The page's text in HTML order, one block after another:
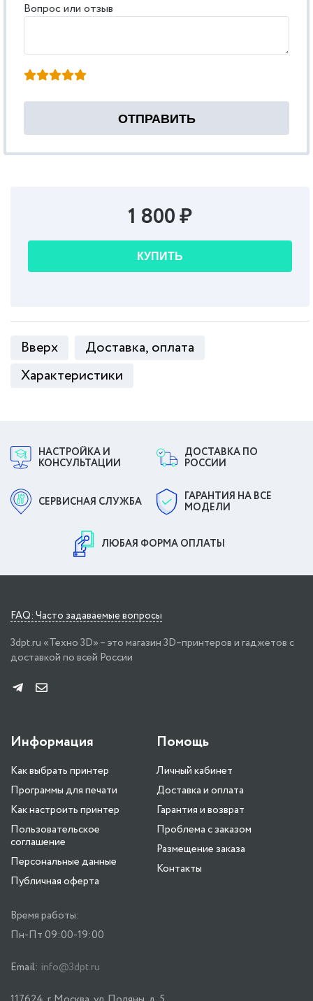
Вопрос или отзыв
1 800 ₽
КУПИТЬ
Вверх
Доставка, оплата
Характеристики
НАСТРОЙКА И
КОНСУЛЬТАЦИИ
ДОСТАВКА ПО
РОССИИ
СЕРВИСНАЯ СЛУЖБА
ГАРАНТИЯ НА ВСЕ
МОДЕЛИ
ЛЮБАЯ ФОРМА ОПЛАТЫ
FAQ: Часто задаваемые вопросы
3dpt.ru «Техно 3D» – это магазин 3D–принтеров и гаджетов с
доставкой по всей России
Информация
Как выбрать принтер
Программы для печати
Как настроить принтер
Пользовательское
соглашение
Персональные данные
Публичная оферта
Помощь
Личный кабинет
Доставка и оплата
Гарантия и возврат
Проблема с заказом
Размещение заказа
Контакты
Время работы:
Пн-Пт 09:00-19:00
Email: info@3dpt.ru